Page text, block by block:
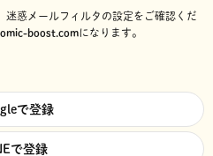
迷惑メールフィルタの設定をご確認くだ
boost.comになります。
で登録
で登録